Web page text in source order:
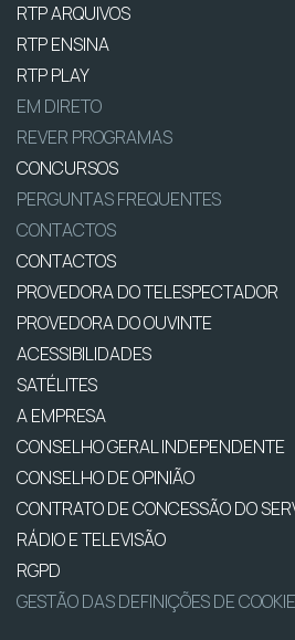
RTP ARQUIVOS
RTP ENSINA
RTP PLAY
EM DIRETO
REVER PROGRAMAS
CONCURSOS
PERGUNTAS FREQUENTES
CONTACTOS
CONTACTOS
PROVEDORA DO TELESPECTADOR
PROVEDORA DO OUVINTE
ACESSIBILIDADES
SATÉLITES
A EMPRESA
CONSELHO GERAL INDEPENDENTE
CONSELHO DE OPINIÃO
CONTRATO DE CONCESSÃO DO
RÁDIO E TELEVISÃO
RGPD
GESTÃO DAS DEFINIÇÕES DE